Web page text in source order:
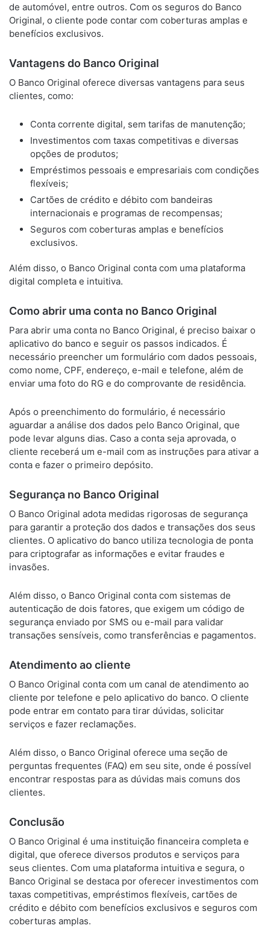
de automóvel, entre outros. Com os seguros do Banco
Original, o cliente pode contar com coberturas amplas e
benefícios exclusivos.
Vantagens do Banco Original
O Banco Original oferece diversas vantagens para seus
clientes, como:
Conta corrente digital, sem tarifas de manutenção;
Investimentos com taxas competitivas e diversas
opções de produtos;
Empréstimos pessoais e empresariais com condições
flexíveis;
Cartões de crédito e débito com bandeiras
internacionais e programas de recompensas;
Seguros com coberturas amplas e benefícios
exclusivos.
Além disso, o Banco Original conta com uma plataforma
digital completa e intuitiva.
Como abrir uma conta no Banco Original
Para abrir uma conta no Banco Original, é preciso baixar o
aplicativo do banco e seguir os passos indicados. É
necessário preencher um formulário com dados pessoais,
como nome, CPF, endereço, e-mail e telefone, além de
enviar uma foto do RG e do comprovante de residência.
Após o preenchimento do formulário, é necessário
aguardar a análise dos dados pelo Banco Original, que
pode levar alguns dias. Caso a conta seja aprovada, o
cliente receberá um e-mail com as instruções para ativar a
conta e fazer o primeiro depósito.
Segurança no Banco Original
O Banco Original adota medidas rigorosas de segurança
para garantir a proteção dos dados e transações dos seus
clientes. O aplicativo do banco utiliza tecnologia de ponta
para criptografar as informações e evitar fraudes e
invasões.
Além disso, o Banco Original conta com sistemas de
autenticação de dois fatores, que exigem um código de
segurança enviado por SMS ou e-mail para validar
transações sensíveis, como transferências e pagamentos.
Atendimento ao cliente
O Banco Original conta com um canal de atendimento ao
cliente por telefone e pelo aplicativo do banco. O cliente
pode entrar em contato para tirar dúvidas, solicitar
serviços e fazer reclamações.
Além disso, o Banco Original oferece uma seção de
perguntas frequentes (FAQ) em seu site, onde é possível
encontrar respostas para as dúvidas mais comuns dos
clientes.
Conclusão
O Banco Original é uma instituição financeira completa e
digital, que oferece diversos produtos e serviços para
seus clientes. Com uma plataforma intuitiva e segura, o
Banco Original se destaca por oferecer investimentos com
taxas competitivas, empréstimos flexíveis, cartões de
crédito e débito com benefícios exclusivos e seguros com
coberturas amplas.